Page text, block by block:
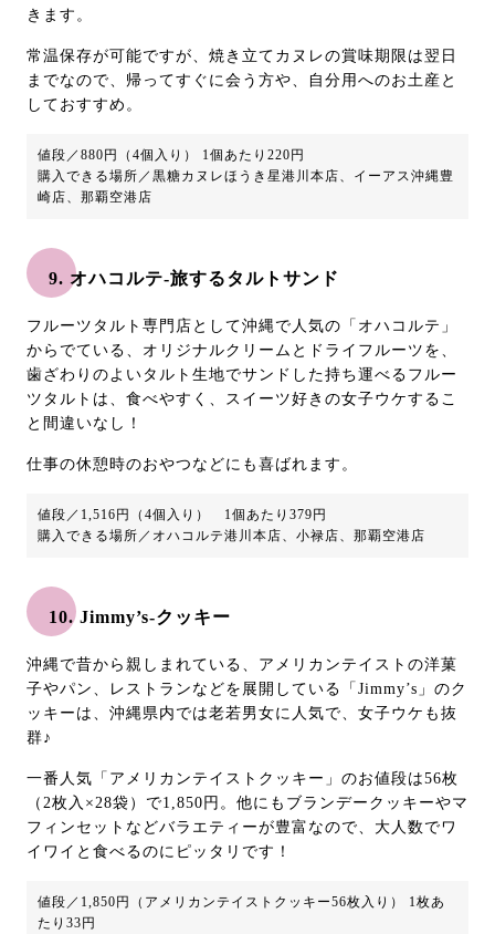
きます。
常温保存が可能ですが、焼き立てカヌレの賞味期限は翌日
までなので、帰ってすぐに会う方や、自分用へのお土産と
しておすすめ。
値段／880円（4個入り） 1個あたり220円
購入できる場所／黒糖カヌレほうき星港川本店、イーアス沖縄豊
崎店、那覇空港店
9. オハコルテ-旅するタルトサンド
フルーツタルト専門店として沖縄で人気の「オハコルテ」
からでている、オリジナルクリームとドライフルーツを、
歯ざわりのよいタルト生地でサンドした持ち運べるフルー
ツタルトは、食べやすく、スイーツ好きの女子ウケするこ
と間違いなし！
仕事の休憩時のおやつなどにも喜ばれます。
値段／1,516円（4個入り） 1個あたり379円
購入できる場所／オハコルテ港川本店、小禄店、那覇空港店
10. Jimmy’s-クッキー
沖縄で昔から親しまれている、アメリカンテイストの洋菓
子やパン、レストランなどを展開している「Jimmy’s」のク
ッキーは、沖縄県内では老若男女に人気で、女子ウケも抜
群♪
一番人気「アメリカンテイストクッキー」のお値段は56枚
（2枚入×28袋）で1,850円。他にもブランデークッキーやマ
フィンセットなどバラエティーが豊富なので、大人数でワ
イワイと食べるのにピッタリです！
値段／1,850円（アメリカンテイストクッキー56枚入り） 1枚あ
たり33円